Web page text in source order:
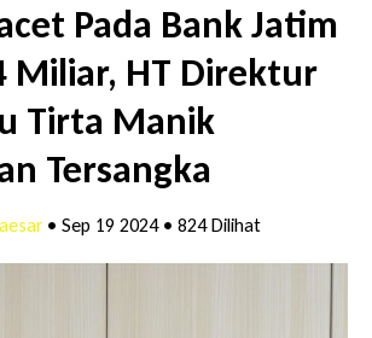
Surabaya Ringkus Mulia Wirjanto
10 Miliar
dengan Pemberatan,
Pada Bank Jatim
Miliar, HT Direktur
Tirta Manik
Tersangka
• Sep 19 2024• 824 Dilihat